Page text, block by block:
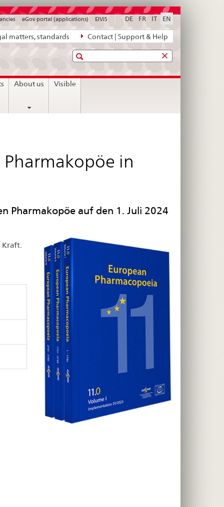
matters, standards Contact | Support & Help
DE FR IT EN
eGov portal (applications) ElViS
Search
About us Visible
in
Pharmakopöe auf den 1. Juli 2024